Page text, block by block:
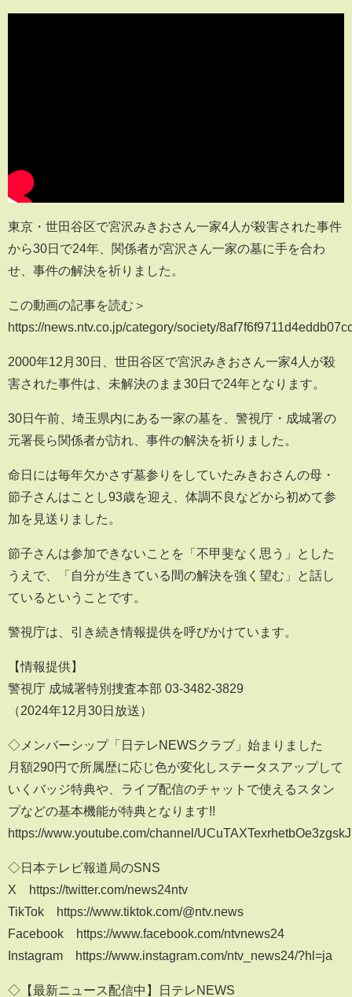
東京・世田谷区で宮沢みきおさん一家4人が殺害された事件
から30日で24年、関係者が宮沢さん一家の墓に手を合わ
せ、事件の解決を祈りました。
この動画の記事を読む＞
https://news.ntv.co.jp/category/society/
2000年12月30日、世田谷区で宮沢みきおさん一家4人が殺
害された事件は、未解決のまま30日で24年となります。
30日午前、埼玉県内にある一家の墓を、警視庁・成城署の
元署長ら関係者が訪れ、事件の解決を祈りました。
命日には毎年欠かさず墓参りをしていたみきおさんの母・
節子さんはことし93歳を迎え、体調不良などから初めて参
加を見送りました。
節子さんは参加できないことを「不甲斐なく思う」とした
うえで、「自分が生きている間の解決を強く望む」と話し
ているということです。
警視庁は、引き続き情報提供を呼びかけています。
【情報提供】
警視庁 成城署特別捜査本部 03-3482-3829
（2024年12月30日放送）
◇メンバーシップ「日テレNEWSクラブ」始まりました
月額290円で所属歴に応じ色が変化しステータスアップして
いくバッジ特典や、ライブ配信のチャットで使えるスタン
プなどの基本機能が特典となります!!
https://www.youtube.com/channel/
◇日本テレビ報道局のSNS
X https://twitter.com/news24ntv
TikTok https://www.tiktok.com/@ntv.news
Facebook https://www.facebook.com/ntvnews24
Instagram https://www.instagram.com/ntv_news24/?hl=ja
◇【最新ニュース配信中】日テレNEWS